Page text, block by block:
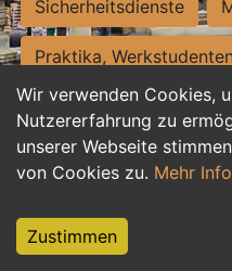
Wir verwenden Cookies,
Nutzererfahrung zu
unserer Webseite
von Cookies zu. Mehr
Zustimmen
Sicherheitsdienste
Praktika,
Personalwesen
Hilfskräfte, Aushilfs-
Weiterbildung, Studium,